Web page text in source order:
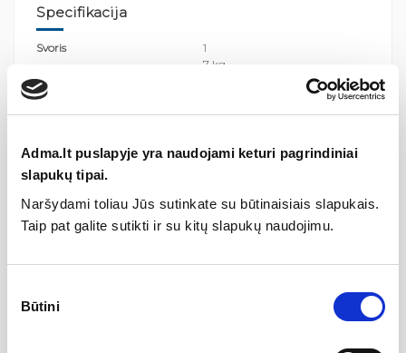
Adma.lt puslapyje yra naudojami keturi pagrindiniai
slapukų tipai.
Naršydami toliau Jūs sutinkate su būtinaisiais slapukais.
Taip pat galite sutikti ir su kitų slapukų naudojimu.
pasirinkimas
Būtini
Specifikacija
Svoris
1
7 kg
Tipas Virštinkiniai vonios maišytuvai
Aukštis 45 mm
Plotis
Gylis 176 mm
Spalva Chromas
Projekcija 162 mm